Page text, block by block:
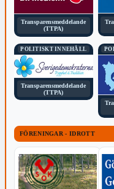
Transparensmeddelande
(TTPA)
POLITISKT INNEHÅLL
Transparensmeddelande
(TTPA)
FÖRENINGAR - IDROTT